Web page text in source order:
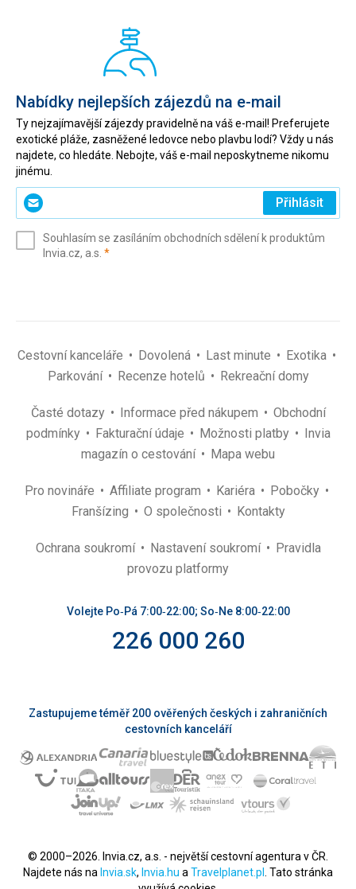
Nabídky nejlepších zájezdů na e-mail
Ty nejzajímavější zájezdy pravidelně na váš e-mail! Preferujete
exotické pláže, zasněžené ledovce nebo plavbu lodí? Vždy u nás
najdete, co hledáte. Nebojte, váš e-mail neposkytneme nikomu
jinému.
Zadejte
svůj
(povinné)
Přihlásit
Souhlasím se zasíláním obchodních sdělení k produktům
Invia.cz, a.s. *(povinné)
Cestovní kanceláře Dovolená Last minute
Exotika
Parkování
Recenze hotelů Rekreační domy
Časté dotazy Informace před nákupem
Obchodní
podmínky
Fakturační údaje Možnosti platby
Invia
magazín o cestování
Mapa webu
Pro novináře Affiliate program Kariéra
Pobočky
Franšízing
O společnosti Kontakty
Ochrana soukromí Nastavení soukromí
Pravidla
provozu platformy
Volejte Po‑Pá 7:00‑22:00; So‑Ne 8:00‑22:00
226 000 260
Zastupujeme téměř 200 ověřených českých i zahraničních
cestovních kanceláří
© 2000–2026. Invia.cz, a.s. - největší cestovní agentura v ČR.
Najdete nás na Invia.sk, Invia.hu a Travelplanet.pl
. Tato stránka